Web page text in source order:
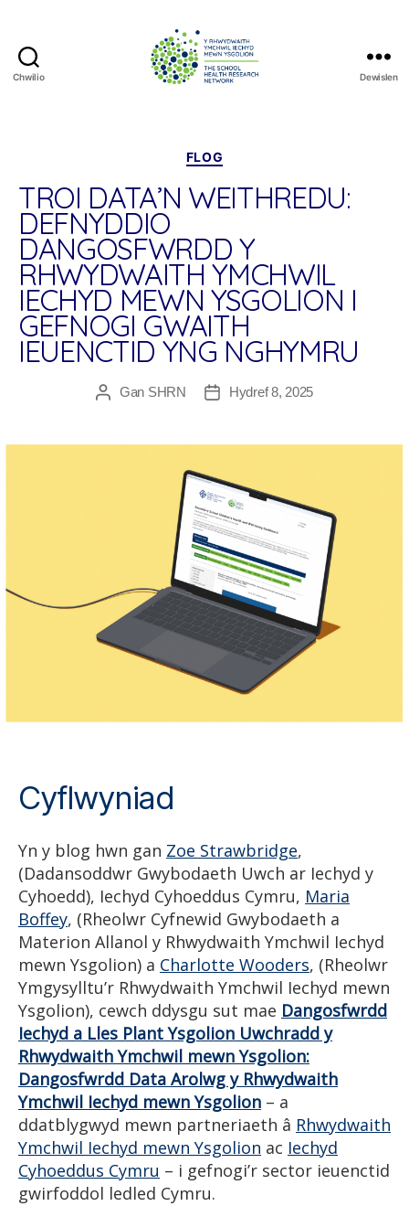
Chwilio
Research
Network
Dewislen
Categorïau
FLOG
TROI DATA’N WEITHREDU:
DEFNYDDIO
DANGOSFWRDD Y
RHWYDWAITH YMCHWIL
IECHYD MEWN YSGOLION I
GEFNOGI GWAITH
IEUENCTID YNG NGHYMRU
Awdur
Gan SHRN
Dyddiad
Hydref 8, 2025
Cyflwyniad
Yn y blog hwn gan Zoe Strawbridge,
(Dadansoddwr Gwybodaeth Uwch ar Iechyd y
Cyhoedd), Iechyd Cyhoeddus Cymru, Maria
Boffey, (Rheolwr Cyfnewid Gwybodaeth a
Materion Allanol y Rhwydwaith Ymchwil Iechyd
mewn Ysgolion) a Charlotte Wooders, (Rheolwr
Ymgysylltu’r Rhwydwaith Ymchwil Iechyd mewn
Ysgolion), cewch ddysgu sut mae Dangosfwrdd
Iechyd a Lles Plant Ysgolion Uwchradd y
Rhwydwaith Ymchwil mewn Ysgolion:
Dangosfwrdd Data Arolwg y Rhwydwaith
Ymchwil Iechyd mewn Ysgolion – a
ddatblygwyd mewn partneriaeth â Rhwydwaith
Ymchwil Iechyd mewn Ysgolion ac Iechyd
Cyhoeddus Cymru – i gefnogi’r sector ieuenctid
gwirfoddol ledled Cymru.